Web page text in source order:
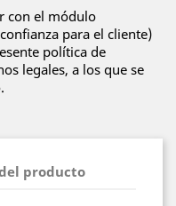
con el módulo
para el cliente)
política de
legales, a los que se
producto